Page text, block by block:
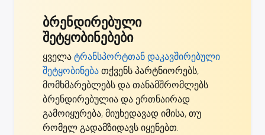
ბრენდირებული
შეტყობინებები
ყველატრანსპორტთან დაკავშირებული
შეტყობინებათქვენს პარტნიორებს,
მომხმარებლებს და თანამშრომლებს
ბრენდირებულია და ერთნაირად
გამოიყურება, მიუხედავად იმისა, თუ
რომელ გადამზიდავს იყენებთ.